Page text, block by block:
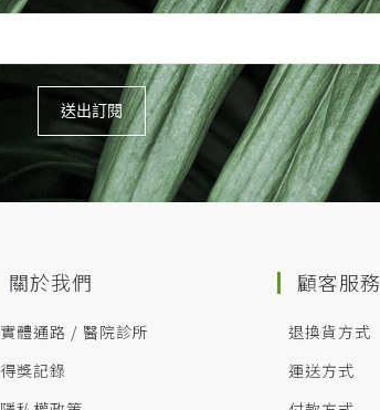
關於我們
實體通路 / 醫院診所
得獎記錄
顧客服務
退換貨方式
運送方式